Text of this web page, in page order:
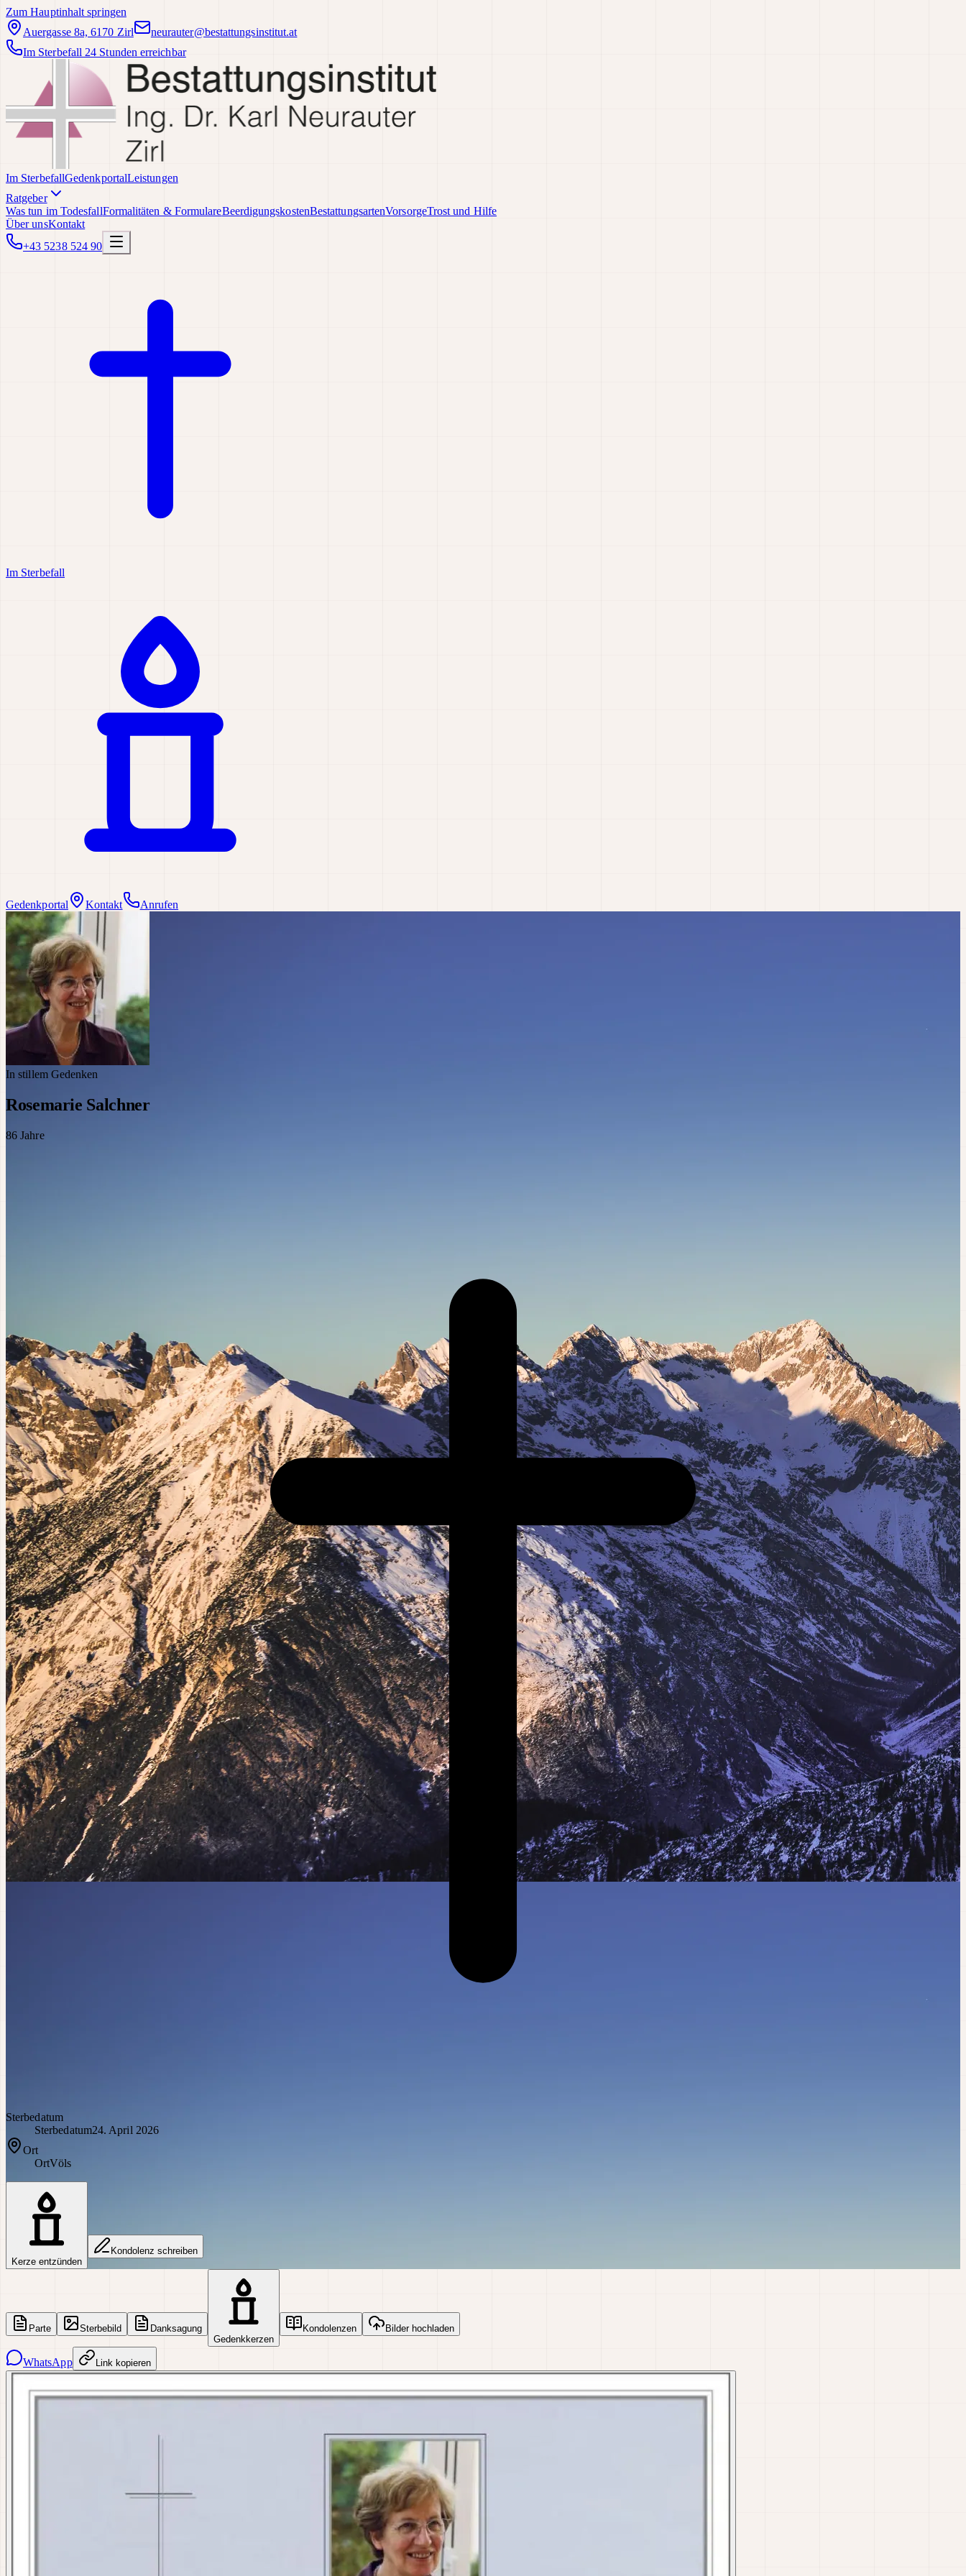
Zum Hauptinhalt springen
Auergasse 8a, 6170 Zirl
neurauter@bestattungsinstitut.at
Im Sterbefall 24 Stunden erreichbar
Im SterbefallGedenkportalLeistungen
Ratgeber
Was tun im TodesfallFormalitäten & FormulareBeerdigungskostenBestattungsartenVorsorgeTrost und Hilfe
Über unsKontakt
+43 5238 524 90
Im Sterbefall
Gedenkportal Kontakt Anrufen
In stillem Gedenken
Rosemarie Salchner
86 Jahre
Sterbedatum
Sterbedatum24. April 2026
Ort
OrtVöls
Kerze entzünden
Kondolenz schreiben
Parte Sterbebild
Danksagung
Gedenkkerzen
Kondolenzen Bilder hochladen
WhatsApp Link kopieren